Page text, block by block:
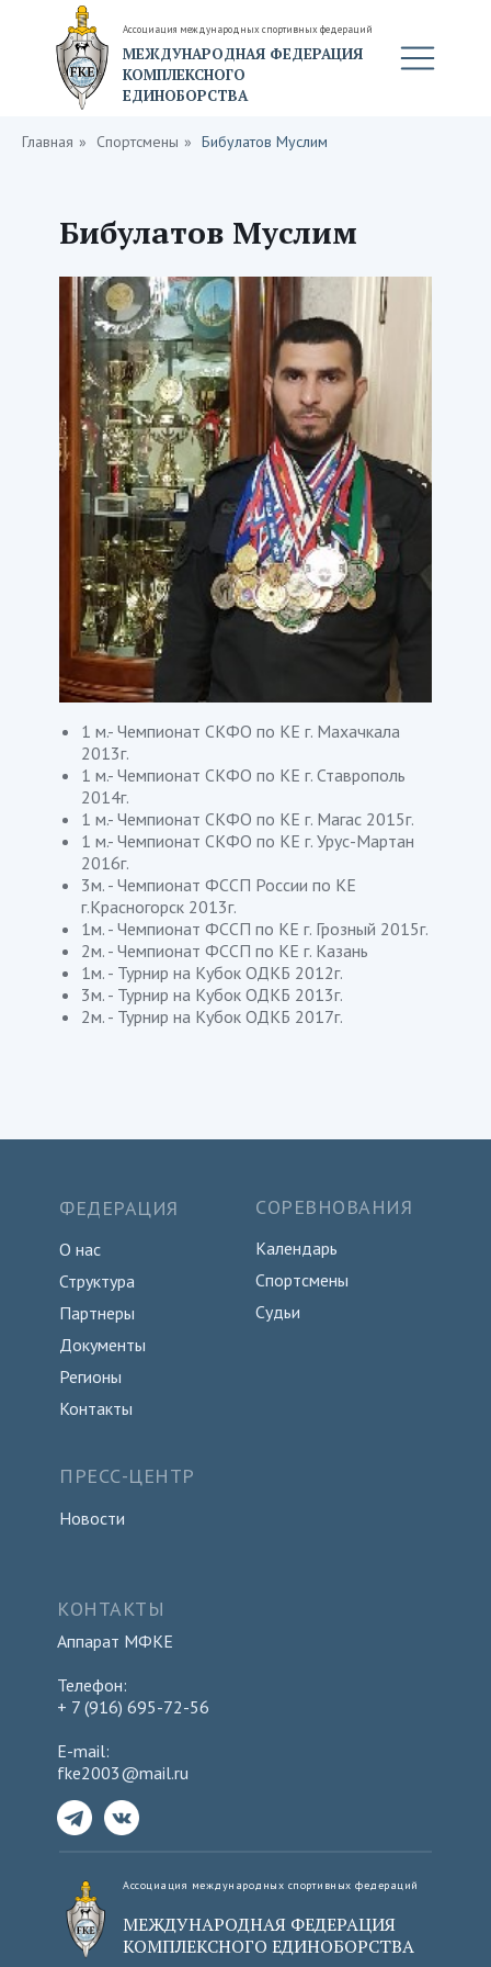
МЕЖДУНАРОДНАЯ ФЕДЕРАЦИЯ
КОМПЛЕКСНОГО
ЕДИНОБОРСТВА
Ассоциация международных спортивных федераций
Главная » Спортсмены » Бибулатов Муслим
1 м.- Чемпионат СКФО по КЕ г. Махачкала
2013г.
1 м.- Чемпионат СКФО по КЕ г. Ставрополь
2014г.
1 м.- Чемпионат СКФО по КЕ г. Магас 2015г.
1 м.- Чемпионат СКФО по КЕ г. Урус-Мартан
2016г.
3м. - Чемпионат ФССП России по КЕ
г.Красногорск 2013г.
1м. - Чемпионат ФССП по КЕ г. Грозный 2015г.
2м. - Чемпионат ФССП по КЕ г. Казань
1м. - Турнир на Кубок ОДКБ 2012г.
3м. - Турнир на Кубок ОДКБ 2013г.
2м. - Турнир на Кубок ОДКБ 2017г.
Бибулатов Муслим
ФЕДЕРАЦИЯ
О нас
Структура
Партнеры
Документы
Регионы
СОРЕВНОВАНИЯ
Календарь
Спортсмены
Судьи
ПРЕСС-ЦЕНТР
Новости
КОНТАКТЫ
Аппарат МФКЕ
Телефон:
+ 7 (916) 695-72-56
E-mail:
fke2003@mail.ru
МЕЖДУНАРОДНАЯ ФЕДЕРАЦИЯ
КОМПЛЕКСНОГО ЕДИНОБОРСТВА
Ассоциация международных спортивных федераций
Контакты